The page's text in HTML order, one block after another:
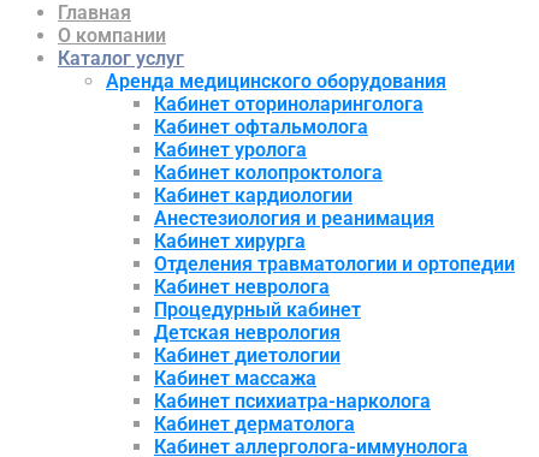
Главная
О компании
Каталог услуг
Аренда медицинского оборудования
Кабинет оториноларинголога
Кабинет офтальмолога
Кабинет уролога
Кабинет колопроктолога
Кабинет кардиологии
Анестезиология и реанимация
Кабинет хирурга
Отделения травматологии и ортопедии
Кабинет невролога
Процедурный кабинет
Детская неврология
Кабинет диетологии
Кабинет массажа
Кабинет психиатра-нарколога
Кабинет дерматолога
Кабинет аллерголога-иммунолога